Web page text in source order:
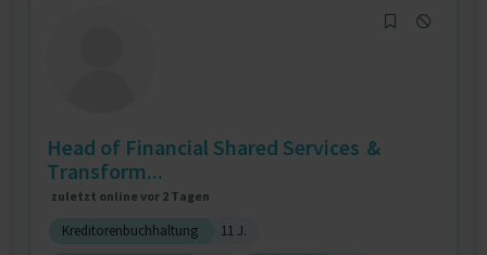
Head of Financial Shared Services &
Transform...
zuletzt online vor 2 Tagen
Kreditorenbuchhaltung
11 J.